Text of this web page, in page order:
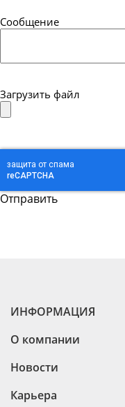
Сообщение
Загрузить файл
ИНФОРМАЦИЯ
О компании
Новости
Карьера